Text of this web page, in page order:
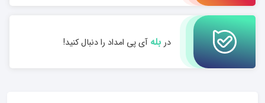
در بلهآی پی امداد را دنبال کنید!